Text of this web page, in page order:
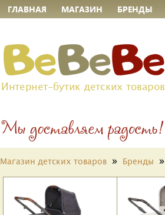
ГЛАВНАЯ МАГАЗИН БРЕНДЫ
Интернет-бутик детских товаров
Магазин детских товаров » Бренды »